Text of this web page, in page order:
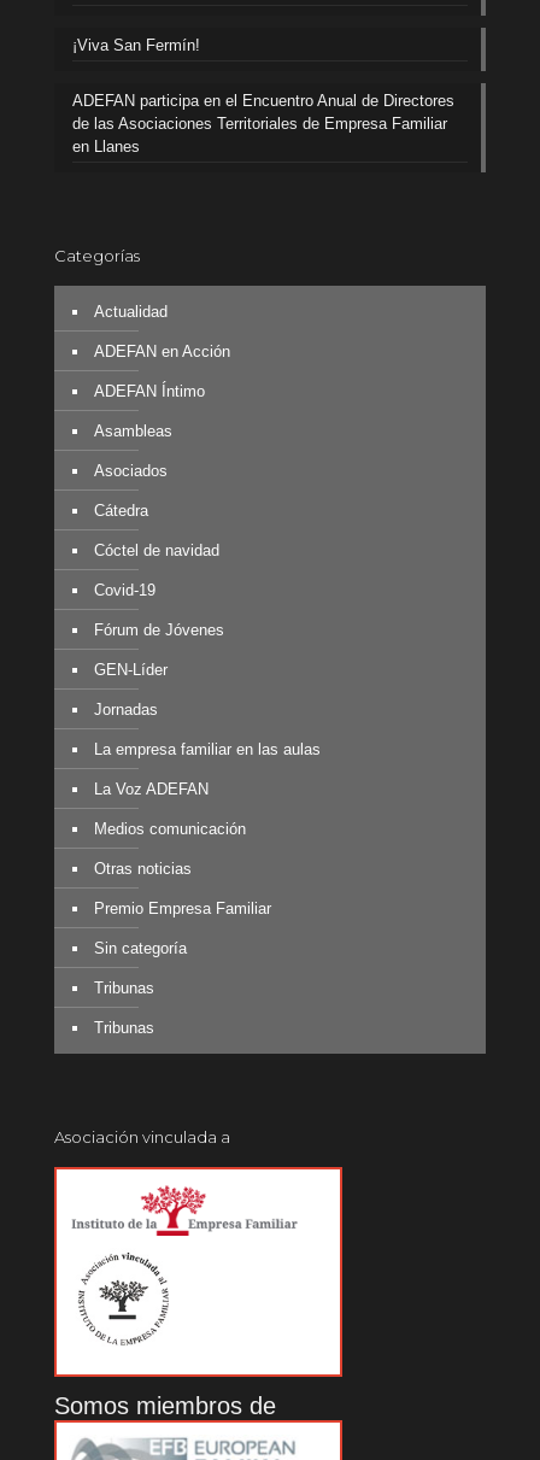
¡Viva San Fermín!
ADEFAN participa en el Encuentro Anual de Directores
de las Asociaciones Territoriales de Empresa Familiar
en Llanes
Categorías
Actualidad
ADEFAN en Acción
ADEFAN Íntimo
Asambleas
Asociados
Cátedra
Cóctel de navidad
Covid-19
Fórum de Jóvenes
GEN-Líder
Jornadas
La empresa familiar en las aulas
La Voz ADEFAN
Medios comunicación
Otras noticias
Premio Empresa Familiar
Sin categoría
Tribunas
Tribunas
Asociación vinculada a
Somos miembros de